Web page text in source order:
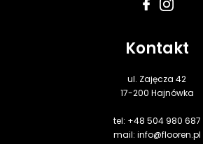
Kontakt
ul. Zajęcza 42
17-200 Hajnówka
tel: +48 504 980 687
mail: info@flooren.pl